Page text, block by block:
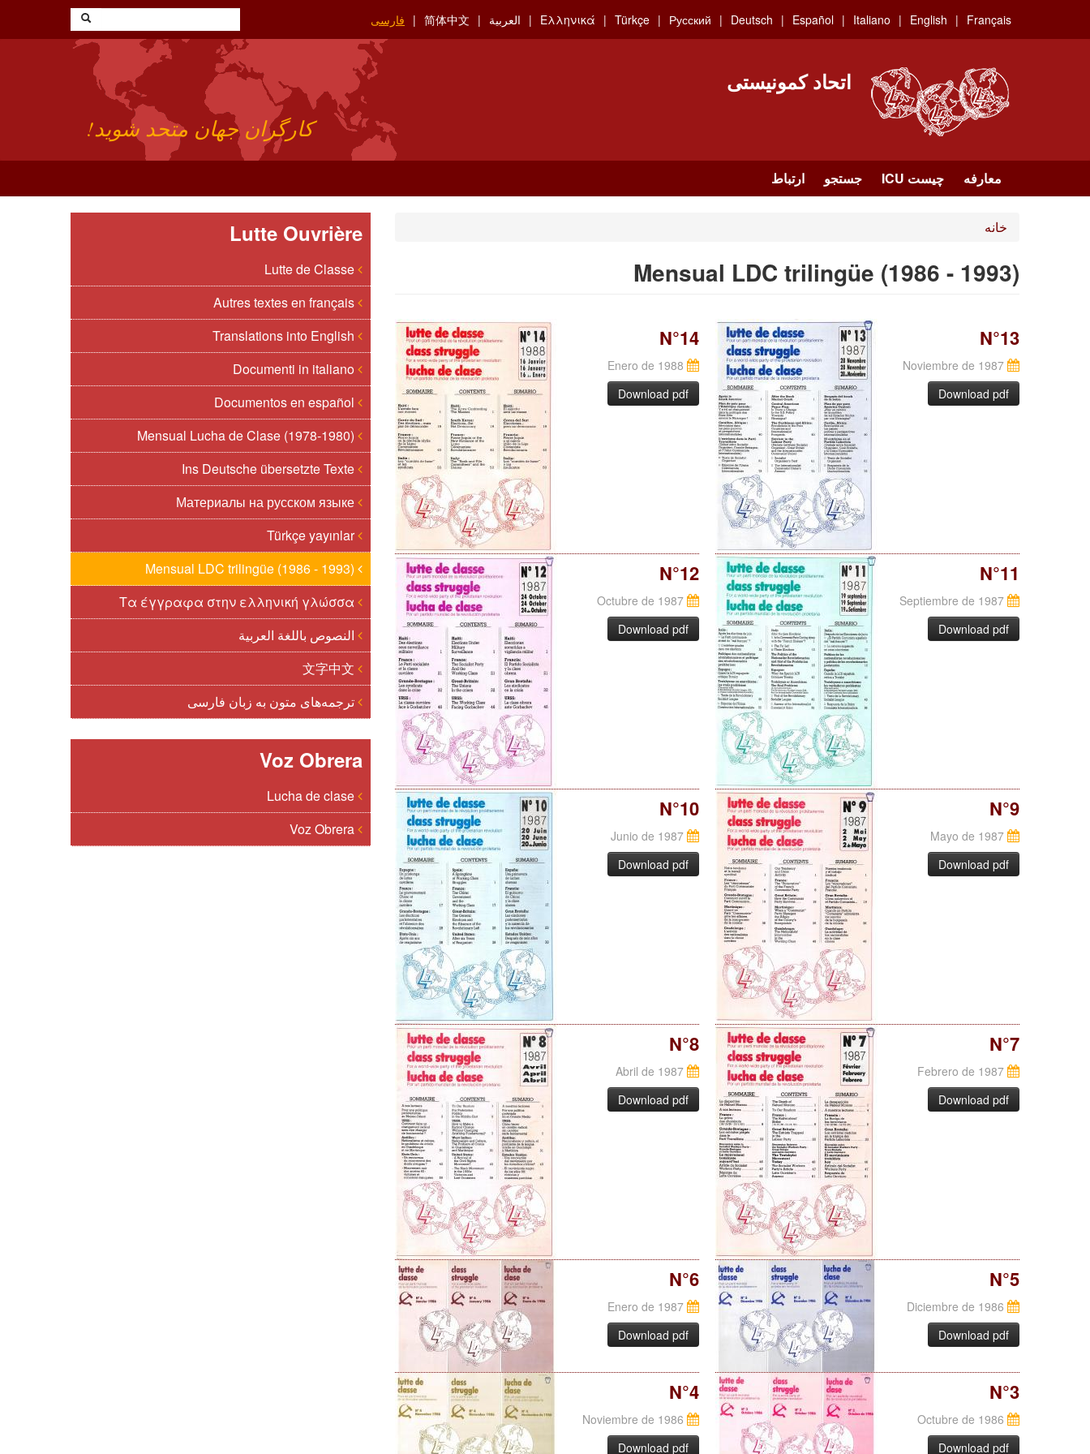
main
Français
English
Italiano
Español
Deutsch
Русский
Türkçe
Ελληνικά العربية 简体中文 فارسی
اتحاد کمونیستی
کارگران جهان متحد شوید!
معارفه چیست ICU جستجو ارتباط
Lutte Ouvrière
Türkçe yayınlar
النصوص باللغة العربية
ترجمه‌های متون به زبان فارسی
Voz Obrera
خانه
Mensual LDC trilingüe (1986 - 1993)
N°14
Enero de 1988
Download pdf
N°13
Noviembre de 1987
Download pdf
N°12
Octubre de 1987
Download pdf
N°11
Septiembre de 1987
Download pdf
N°10
Junio de 1987
Download pdf
N°9
Mayo de 1987
Download pdf
N°8
Abril de 1987
Download pdf
N°7
Febrero de 1987
Download pdf
N°6
Enero de 1987
Download pdf
N°5
Download pdf
N°4
Noviembre de 1986
Download pdf
N°3
Download pdf